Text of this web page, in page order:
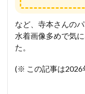
など、寺本さんの
水着画像多めで気
た。
(※ この記事は2026